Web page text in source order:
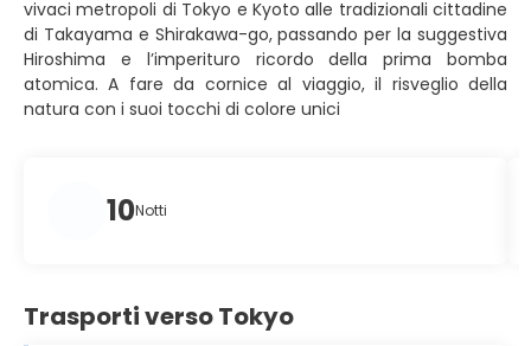
vivaci metropoli di Tokyo e Kyoto alle tradizionali cittadine
di Takayama e Shirakawa-go, passando per la suggestiva
Hiroshima e l’imperituro ricordo della prima bomba
atomica. A fare da cornice al viaggio, il risveglio della
natura con i suoi tocchi di colore unici
10Notti
Trasporti verso Tokyo